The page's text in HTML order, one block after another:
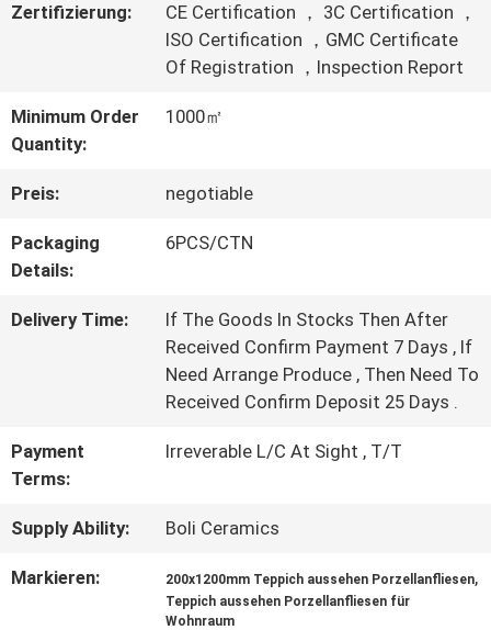
WERKSBESICHTIGUNG
QUALITÄTSKONTROLLE
KONTAKT
MIT
BITTE UM
EIN
ANGEBOT
Zertifizierung:
CE Certification ， 3C Certification ，
ISO Certification ，GMC Certificate
Of Registration ，Inspection Report
Minimum Order
Quantity:
1000㎡
Preis: negotiable
Packaging
Details:
6PCS/CTN
Delivery Time:
If The Goods In Stocks Then After
Received Confirm Payment 7 Days , If
Need Arrange Produce , Then Need To
Received Confirm Deposit 25 Days .
Payment
Terms:
Irreverable L/C At Sight , T/T
Supply Ability: Boli Ceramics
Markieren: 200x1200mm Teppich aussehen Porzellanfliesen,
Teppich aussehen Porzellanfliesen für
Wohnraum